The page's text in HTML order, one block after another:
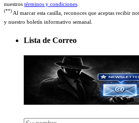
Al marcar esta casilla, reconoces que aceptas recibir
y nuestro boletín informativo semanal.